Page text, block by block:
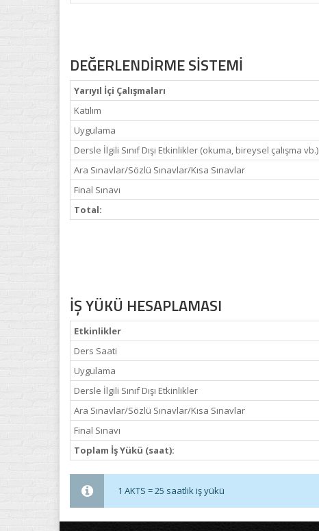
DEĞERLENDİRME SİSTEMİ
Yarıyıl İçi Çalışmaları
Katılım
Uygulama
Dersle İlgili Sınıf Dışı Etkinlikler (okuma, bireysel çalışma vb.)
Ara Sınavlar/Sözlü Sınavlar/Kısa Sınavlar
Final Sınavı
Total:
İŞ YÜKÜ HESAPLAMASI
Etkinlikler
Ders Saati
Uygulama
Dersle İlgili Sınıf Dışı Etkinlikler
Ara Sınavlar/Sözlü Sınavlar/Kısa Sınavlar
Final Sınavı
Toplam İş Yükü (saat):
1 AKTS = 25 saatlik iş yükü